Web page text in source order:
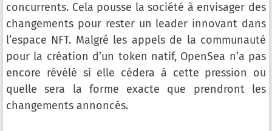
concurrents. Cela pousse la société à envisager des
changements pour rester un leader innovant dans
l’espace NFT. Malgré les appels de la communauté
pour la création d’un token natif, OpenSea n’a pas
encore révélé si elle cédera à cette pression ou
quelle sera la forme exacte que prendront les
changements annoncés.